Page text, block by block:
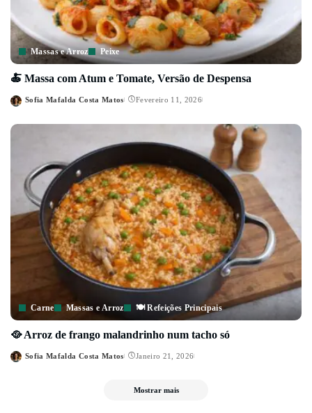
Massas e Arroz Peixe
🍝 Massa com Atum e Tomate, Versão de Despensa
Posted
Sofia Mafalda Costa Matos Fevereiro 11, 2026
Carne Massas e Arroz 🍽️ Refeições Principais
🥘 Arroz de frango malandrinho num tacho só
Posted
Sofia Mafalda Costa Matos Janeiro 21, 2026
Mostrar mais